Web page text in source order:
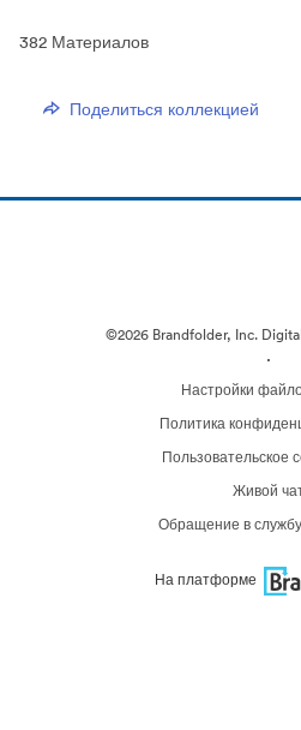
382 Материалов
Поделиться коллекцией
©2026 Brandfolder, Inc.
·
Настройки
Политика
Пользовательское
Живой
Обращение в
На платформе